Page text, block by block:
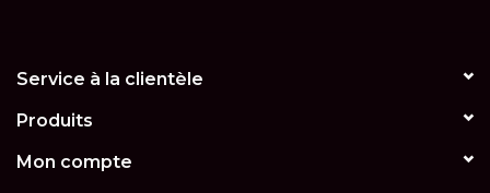
Service à la clientèle
Produits
Mon compte